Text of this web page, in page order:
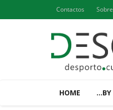
Contactos
HOME